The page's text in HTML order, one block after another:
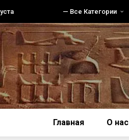
— Все Категории
Главная О нас